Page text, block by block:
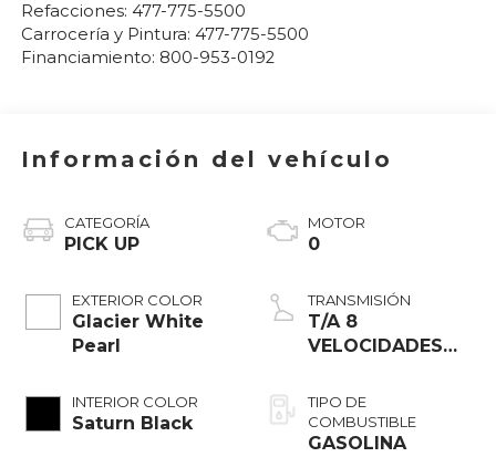
Refacciones: 477-775-5500
Carrocería y Pintura: 477-775-5500
Financiamiento: 800-953-0192
Información del vehículo
CATEGORÍA
PICK UP
EXTERIOR COLOR
Glacier White
Pearl
INTERIOR COLOR
Saturn Black
MOTOR
0
TRANSMISIÓN
T/A 8
VELOCIDADES
TIPO DE
COMBUSTIBLE
GASOLINA